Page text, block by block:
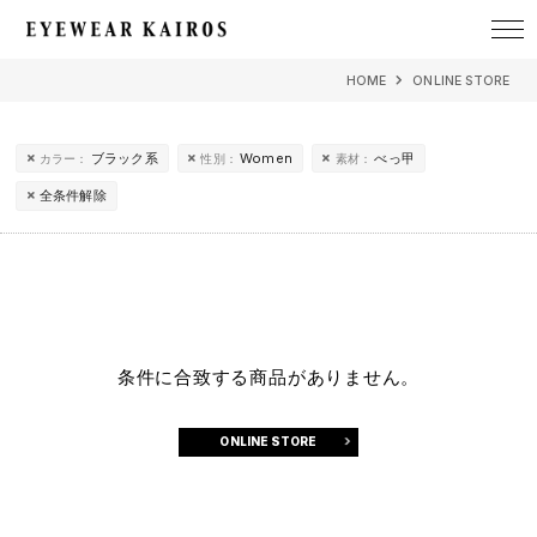
HOME ONLINE STORE
カラー： ブラック系 性別： Women 素材： べっ甲
全条件解除
条件に合致する商品がありません。
ONLINE STORE